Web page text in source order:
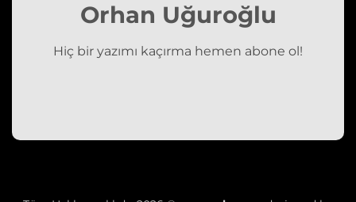
Orhan Uğuroğlu
Hiç bir yazımı kaçırma hemen abone ol!